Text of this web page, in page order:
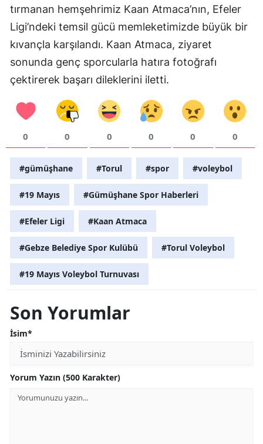
Tokat
Trabzon
Şanlıurfa
Uşak
Yozgat
Zonguldak
Aksaray
Bayburt
Karaman
tırmanan hemşehrimiz Kaan Atmaca’nın, Efeler
Ligi’ndeki temsil gücü memleketimizde büyük bir
kıvançla karşılandı. Kaan Atmaca, ziyaret
sonunda genç sporcularla hatıra fotoğrafı
çektirerek başarı dileklerini iletti.
0 0 0 0 0 0
#gümüşhane #Torul #spor #voleybol
#19 Mayıs #Gümüşhane Spor Haberleri
#Efeler Ligi #Kaan Atmaca
#Gebze Belediye Spor Kulübü #Torul Voleybol
#19 Mayıs Voleybol Turnuvası
Son Yorumlar
İsim*
Yorum Yazın (500 Karakter)